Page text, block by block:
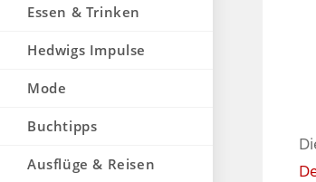
Essen & Trinken
Hedwigs Impulse
Mode
Buchtipps
Ausflüge & Reisen